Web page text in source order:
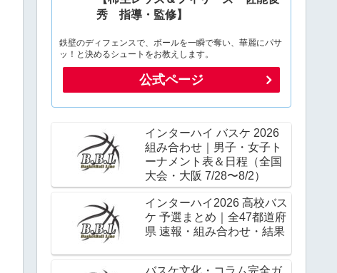
秀 指導・監修】
鉄壁のディフェンスで、ボールを一瞬で奪い、華麗にパサ
ッ！と決めるシュートをお教えします。
公式ページ
インターハイ バスケ 2026
組み合わせ｜男子・女子ト
ーナメント表＆日程（全国
大会・大阪 7/28〜8/2）
インターハイ2026 高校バス
ケ 予選まとめ｜全47都道府
県 速報・組み合わせ・結果
バスケ文化・コラム完全ガ